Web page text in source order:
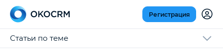
Регистрация
Статьи по теме